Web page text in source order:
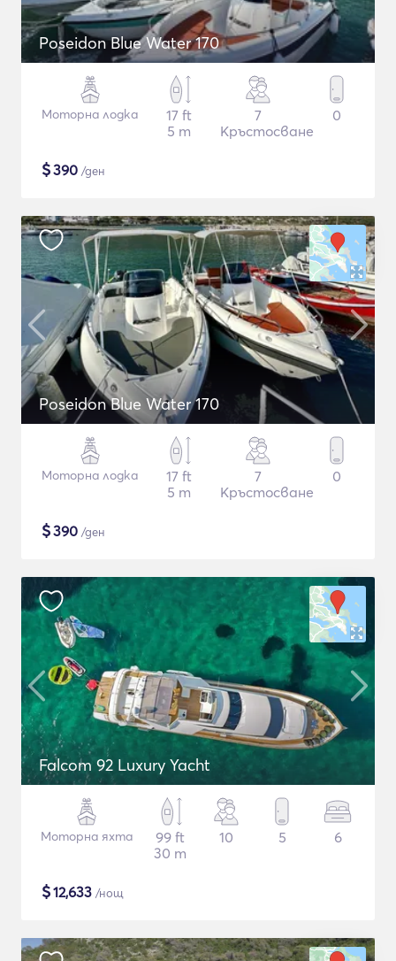
Poseidon Blue Water 170
Моторна лодка
17 ft
5 m
7
Кръстосване
0
$390 /ден
Poseidon Blue Water 170
Моторна лодка
17 ft
5 m
7
Кръстосване
0
$390 /ден
Falcom 92 Luxury Yacht
Моторна яхта
99 ft
30 m
10 5 6
$12,633 /нощ